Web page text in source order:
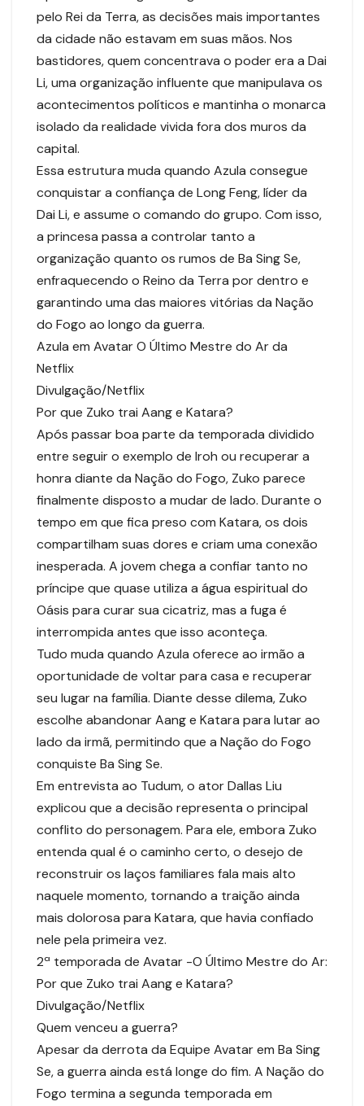
pelo Rei da Terra, as decisões mais importantes
da cidade não estavam em suas mãos. Nos
bastidores, quem concentrava o poder era a Dai
Li, uma organização influente que manipulava os
acontecimentos políticos e mantinha o monarca
isolado da realidade vivida fora dos muros da
capital.
Essa estrutura muda quando Azula consegue
conquistar a confiança de Long Feng, líder da
Dai Li, e assume o comando do grupo. Com isso,
a princesa passa a controlar tanto a
organização quanto os rumos de Ba Sing Se,
enfraquecendo o Reino da Terra por dentro e
garantindo uma das maiores vitórias da Nação
do Fogo ao longo da guerra.
Azula em Avatar O Último Mestre do Ar da
Netflix
Divulgação/Netflix
Por que Zuko trai Aang e Katara?
Após passar boa parte da temporada dividido
entre seguir o exemplo de Iroh ou recuperar a
honra diante da Nação do Fogo, Zuko parece
finalmente disposto a mudar de lado. Durante o
tempo em que fica preso com Katara, os dois
compartilham suas dores e criam uma conexão
inesperada. A jovem chega a confiar tanto no
príncipe que quase utiliza a água espiritual do
Oásis para curar sua cicatriz, mas a fuga é
interrompida antes que isso aconteça.
Tudo muda quando Azula oferece ao irmão a
oportunidade de voltar para casa e recuperar
seu lugar na família. Diante desse dilema, Zuko
escolhe abandonar Aang e Katara para lutar ao
lado da irmã, permitindo que a Nação do Fogo
conquiste Ba Sing Se.
Em entrevista ao Tudum, o ator Dallas Liu
explicou que a decisão representa o principal
conflito do personagem. Para ele, embora Zuko
entenda qual é o caminho certo, o desejo de
reconstruir os laços familiares fala mais alto
naquele momento, tornando a traição ainda
mais dolorosa para Katara, que havia confiado
nele pela primeira vez.
2ª temporada de Avatar -O Último Mestre do Ar:
Por que Zuko trai Aang e Katara?
Divulgação/Netflix
Quem venceu a guerra?
Apesar da derrota da Equipe Avatar em Ba Sing
Se, a guerra ainda está longe do fim. A Nação do
Fogo termina a segunda temporada em